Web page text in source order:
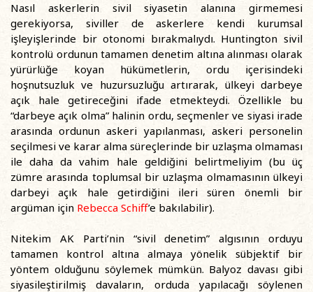
Nasıl askerlerin sivil siyasetin alanına girmemesi
gerekiyorsa, siviller de askerlere kendi kurumsal
işleyişlerinde bir otonomi bırakmalıydı. Huntington sivil
kontrolü ordunun tamamen denetim altına alınması olarak
yürürlüğe koyan hükümetlerin, ordu içerisindeki
hoşnutsuzluk ve huzursuzluğu artırarak, ülkeyi darbeye
açık hale getireceğini ifade etmekteydi. Özellikle bu
“darbeye açık olma” halinin ordu, seçmenler ve siyasi irade
arasında ordunun askeri yapılanması, askeri personelin
seçilmesi ve karar alma süreçlerinde bir uzlaşma olmaması
ile daha da vahim hale geldiğini belirtmeliyim (bu üç
zümre arasında toplumsal bir uzlaşma olmamasının ülkeyi
darbeyi açık hale getirdiğini ileri süren önemli bir
argüman için Rebecca Schiff’e bakılabilir).
Nitekim AK Parti’nin “sivil denetim” algısının orduyu
tamamen kontrol altına almaya yönelik sübjektif bir
yöntem olduğunu söylemek mümkün. Balyoz davası gibi
siyasileştirilmiş davaların, orduda yapılacağı söylenen